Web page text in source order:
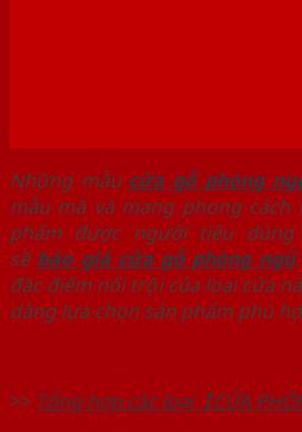
Những mẫu cửa gỗ phòng
mẫu mã và mang phong
phẩm được người tiêu dùng
sẽ báo giá cửa gỗ phòng ngủ
đặc điểm nổi trội của loại cửa
dàng lựa chọn sản phẩm phù
>> Tổng hợp các loại【CỬA